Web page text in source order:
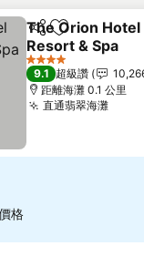
分享 加入我的最
The Orion
Resort & Spa
查看價格
4 星級
9.1 超級讚
距離海灘 0.1 公里
直通翡翠海灘查看
格